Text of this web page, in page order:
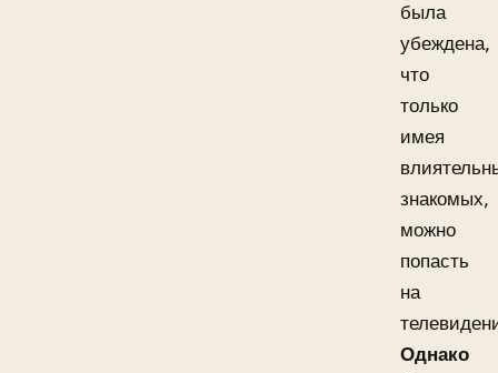
была
убеждена,
что
только
имея
знакомых,
можно
попасть
на
Однако